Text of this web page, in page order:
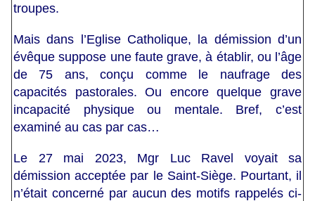
troupes.
Mais dans l’Eglise Catholique, la démission d’un
évêque suppose une faute grave, à établir, ou l’âge
de 75 ans, conçu comme le naufrage des
capacités pastorales. Ou encore quelque grave
incapacité physique ou mentale. Bref, c’est
examiné au cas par cas…
Le 27 mai 2023, Mgr Luc Ravel voyait sa
démission acceptée par le Saint-Siège. Pourtant, il
n’était concerné par aucun des motifs rappelés ci-